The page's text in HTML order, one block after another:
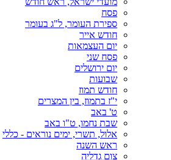
פסח
ספירת העומר, ל"ג בעומר
חודש אייר
יום העצמאות
פסח שני
יום ירושלים
שבועות
חודש תמוז
י"ז בתמוז, בין המצרים
ט' באב
שבת נחמו, ט"ו באב
אלול, תשרי, ימים נוראים - כללי
ראש השנה
צום גדליה